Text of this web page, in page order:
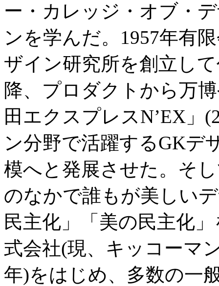
ー・カレッジ・オブ・
ンを学んだ。1957年有
ザイン研究所を創立し
降、プロダクトから万
田エクスプレスN’EX」
ン分野で活躍するGKデ
模へと発展させた。そ
のなかで誰もが美しい
民主化」「美の民主化
式会社(現、キッコーマ
年)をはじめ、多数の一